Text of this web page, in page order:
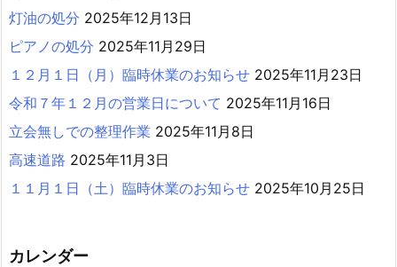
灯油の処分 2025年12月13日
ピアノの処分 2025年11月29日
１２月１日（月）臨時休業のお知らせ 2025年11月23日
令和７年１２月の営業日について 2025年11月16日
立会無しでの整理作業 2025年11月8日
高速道路 2025年11月3日
１１月１日（土）臨時休業のお知らせ 2025年10月25日
カレンダー